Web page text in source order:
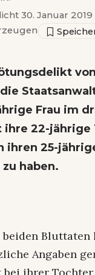
30. Januar 2019
Frau im
22-jährige
ihren 25-
haben.
Bluttaten
Angaben
ihrer